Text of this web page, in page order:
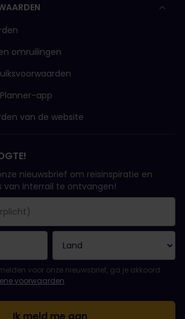
omruilingen
app
van de website
nieuwsbrief om reisinspiratie en
van Interrail te ontvangen!
verplicht veld!
op de nieuwsbrief. Probeer het later
op deze nieuwsbrief!
de algemene voorwaarden om je in te
voor onze nieuwsbrief, ga je akkoord
voorwaarden.